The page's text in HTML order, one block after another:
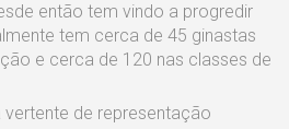
então tem vindo a progredir
tem cerca de 45 ginastas
e cerca de 120 nas classes de
de representação